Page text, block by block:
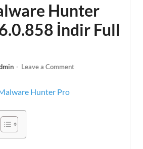
Hunter
İndir Full
- Leave a Comment